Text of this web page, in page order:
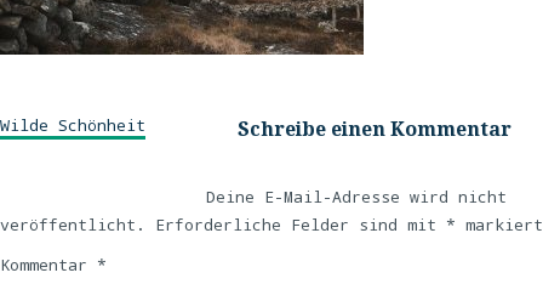
Wilde Schönheit Schreibe einen Kommentar
Deine E-Mail-Adresse wird nicht
veröffentlicht.
Erforderliche Felder sind mit * markiert
Kommentar *